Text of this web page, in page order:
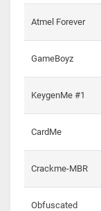
Atmel Forever
GameBoyz
KeygenMe #1
CardMe
Crackme-MBR
Obfuscated